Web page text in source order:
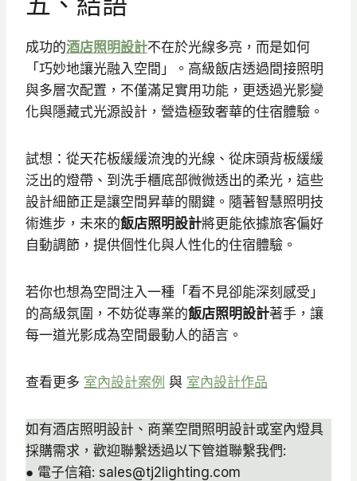
成功的酒店照明設計不在於光線多亮，而是如何
「巧妙地讓光融入空間」。高級飯店透過間接照明
與多層次配置，不僅滿足實用功能，更透過光影變
化與隱藏式光源設計，營造極致奢華的住宿體驗。
試想：從天花板緩緩流洩的光線、從床頭背板緩緩
泛出的燈帶、到洗手櫃底部微微透出的柔光，這些
設計細節正是讓空間昇華的關鍵。隨著智慧照明技
術進步，未來的飯店照明設計將更能依據旅客偏好
自動調節，提供個性化與人性化的住宿體驗。
若你也想為空間注入一種「看不見卻能深刻感受」
的高級氛圍，不妨從專業的飯店照明設計著手，讓
每一道光影成為空間最動人的語言。
查看更多 室內設計案例 與 室內設計作品
如有酒店照明設計、商業空間照明設計或室內燈具
採購需求，歡迎聯繫透過以下管道聯繫我們:
● 電子信箱: sales@tj2lighting.com